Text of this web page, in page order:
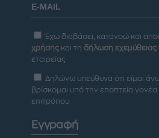
Έχω διαβάσει, κατανοώ και
χρήσης και τη δήλωση εχεμύθειας
εταιρείας
Δηλώνω υπεύθυνα ότι είμαι
βρίσκομαι υπό την εποπτεία
επιτρόπου
Εγγραφή